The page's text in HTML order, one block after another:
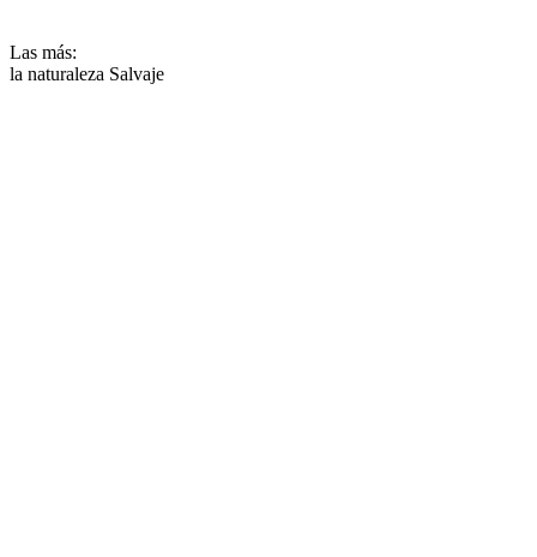
Las más:
la naturaleza Salvaje